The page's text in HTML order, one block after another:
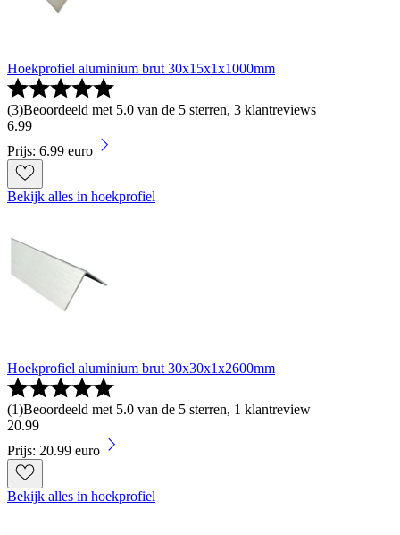
Hoekprofiel aluminium brut 30x15x1x1000mm
(3)Beoordeeld met 5.0 van de 5 sterren, 3 klantreviews
6.99
Prijs: 6.99 euro
Bekijk alles in hoekprofiel
Hoekprofiel aluminium brut 30x30x1x2600mm
(1)Beoordeeld met 5.0 van de 5 sterren, 1 klantreview
20.99
Prijs: 20.99 euro
Bekijk alles in hoekprofiel